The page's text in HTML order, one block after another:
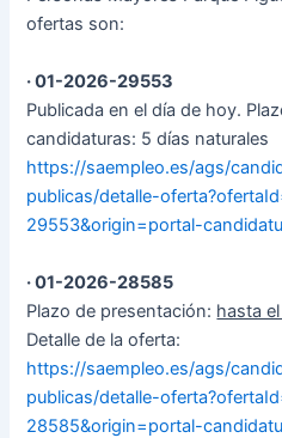
ofertas son:
· 01-2026-29553
Publicada en el día de hoy.
candidaturas: 5 días naturales
https://saempleo.es/ags/
publicas/detalle-
29553&origin=portal-
· 01-2026-28585
Plazo de presentación: hasta
Detalle de la oferta:
https://saempleo.es/ags/
publicas/detalle-
28585&origin=portal-